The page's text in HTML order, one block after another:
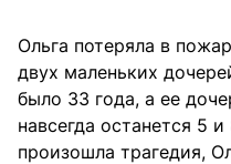
Ольга потеряла в
двух маленьких
было 33 года, а ее
навсегда останется 5
произошла трагедия,